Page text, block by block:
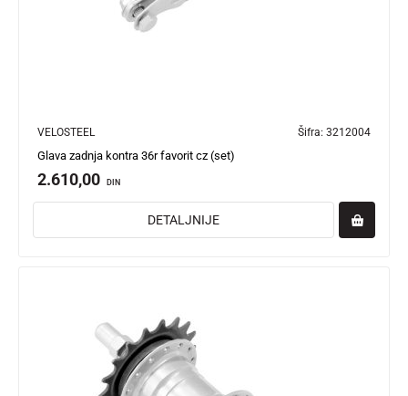
VELOSTEEL Šifra: 3212004
Glava zadnja kontra 36r favorit cz (set)
2.610,00 DIN
DETALJNIJE